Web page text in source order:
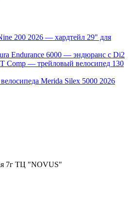
200 2026 — хардтейл 29" для
Endurance 6000 — эндюранс с Di2
Comp — трейловый велосипед 130
Merida Silex 5000 2026
7г ТЦ "NOVUS"